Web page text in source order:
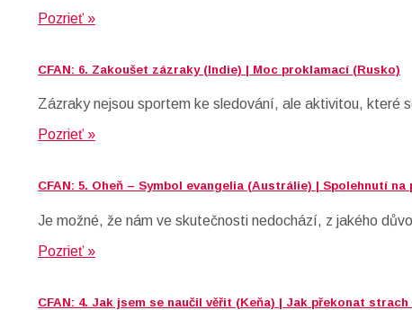
Pozrieť »
CFAN: 6. Zakoušet zázraky (Indie) | Moc proklamací (Rusko)
Zázraky nejsou sportem ke sledování, ale aktivitou, které
Pozrieť »
CFAN: 5. Oheň – Symbol evangelia (Austrálie) | Spolehnutí
Je možné, že nám ve skutečnosti nedochází, z jakého
Pozrieť »
CFAN: 4. Jak jsem se naučil věřit (Keňa) | Jak překonat